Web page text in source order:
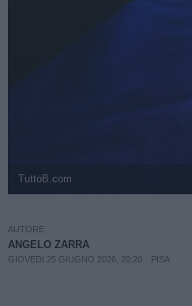
TuttoB.com
AUTORE
ANGELO ZARRA
GIOVEDÌ 25 GIUGNO 2026, 20:20 PISA